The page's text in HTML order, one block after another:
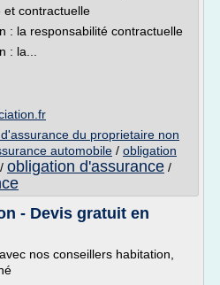
et contractuelle
: la responsabilité contractuelle
: la...
du proprietaire non
automobile / obligation
/ obligation d'assurance /
- Devis gratuit en
nos conseillers habitation,